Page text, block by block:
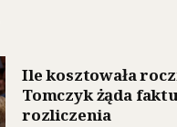
Ile kosztowała
Tomczyk żąda
rozliczenia